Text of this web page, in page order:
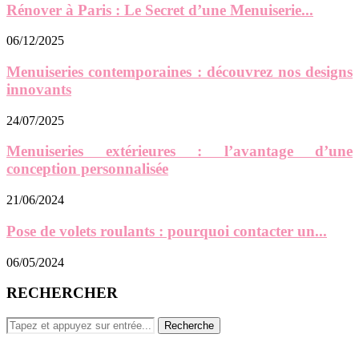
Rénover à Paris : Le Secret d’une Menuiserie...
06/12/2025
Menuiseries contemporaines : découvrez nos designs
innovants
24/07/2025
Menuiseries extérieures : l’avantage d’une
conception personnalisée
21/06/2024
Pose de volets roulants : pourquoi contacter un...
06/05/2024
RECHERCHER